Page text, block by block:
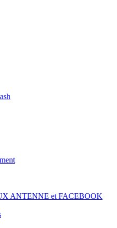
ANTENNE et FACEBOOK